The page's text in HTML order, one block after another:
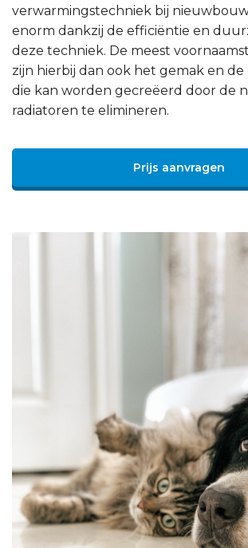
verwarmingstechniek bij
enorm dankzij de efficiëntie en
deze techniek. De meest
zijn hierbij dan ook het gemak en
die kan worden gecreëerd door de
radiatoren te elimineren.
Prijs aanvragen